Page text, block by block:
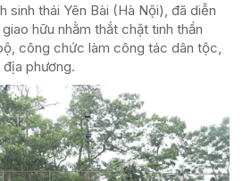
sinh thái Yên Bài (Hà Nội), đã diễn
hữu nhằm thắt chặt tinh thần
công chức làm công tác dân tộc,
phương.